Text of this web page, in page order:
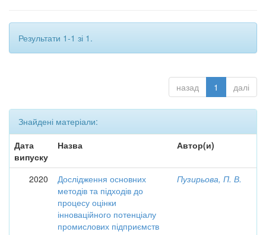
Результати 1-1 зі 1.
назад 1 далі
Знайдені матеріали:
Дата
випуску
Назва Автор(и)
2020
Дослідження основних
методів та підходів до
процесу оцінки
інноваційного потенціалу
промислових підприємств
Пузирьова, П. В.